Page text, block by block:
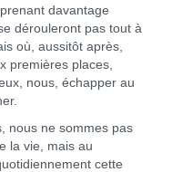
davantage
dérouleront pas tout à
où, aussitôt après,
premières places,
nous, échapper au
nous ne sommes pas
la vie, mais au
cette